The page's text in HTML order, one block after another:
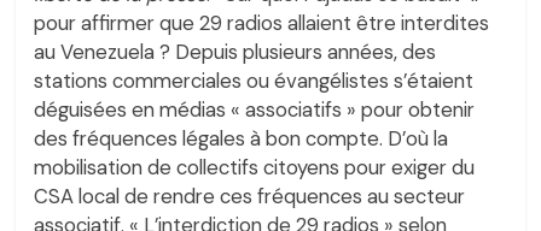
pour affirmer que 29 radios allaient être interdites
au Venezuela ? Depuis plusieurs années, des
stations commerciales ou évangélistes s’étaient
déguisées en médias « associatifs » pour obtenir
des fréquences légales à bon compte. D’où la
mobilisation de collectifs citoyens pour exiger du
CSA local de rendre ces fréquences au secteur
associatif. « L’interdiction de 29 radios » selon